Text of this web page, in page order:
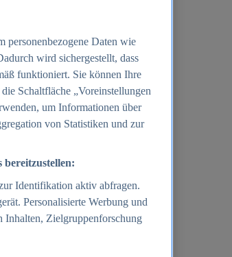
personenbezogene Daten wie
wird sichergestellt, dass
funktioniert. Sie können Ihre
Schaltfläche „Voreinstellungen
um Informationen über
von Statistiken und zur
Identifikation aktiv abfragen.
Personalisierte Werbung und
Inhalten, Zielgruppenforschung